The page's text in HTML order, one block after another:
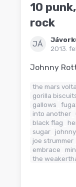
10
rock
JÁ
2013.
Johnny
the mars volta
gorilla
gallows
into another
black flag
sugar
joe strummer
embrace
the